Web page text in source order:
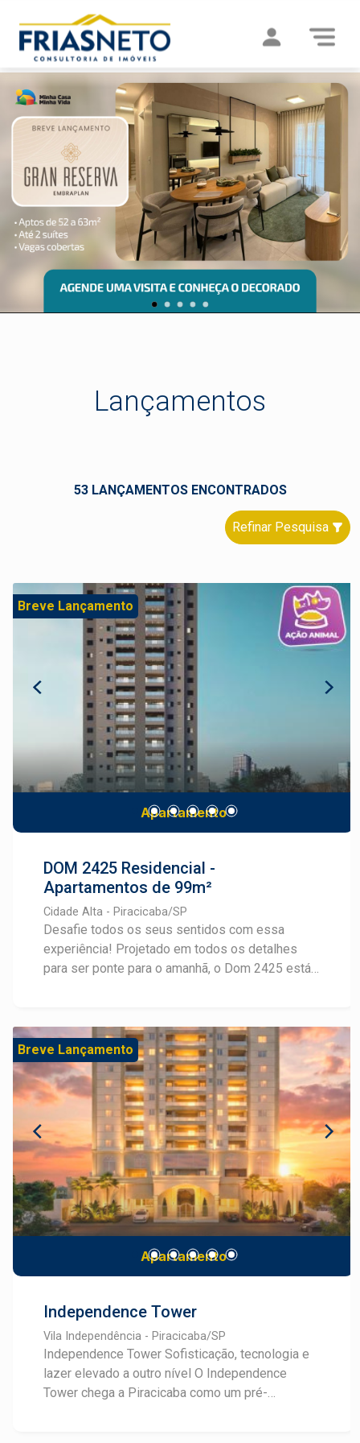
Lançamentos
53 LANÇAMENTOS ENCONTRADOS
Refinar Pesquisa
Breve Lançamento
Apartamento
DOM 2425 Residencial -
Apartamentos de 99m²
Cidade Alta - Piracicaba/SP
Desafie todos os seus sentidos com essa
experiência! Projetado em todos os detalhes
para ser ponte para o amanhã, o Dom 2425 está
personalizáveis, com 99m² e até 3 suítes. Além
disso, o Dom 2425 conta com espaços
sofisticados de lazer e bem-estar, projetados
para todos os gostos e sentidos. Conheça mais
sobre este empreendimento e converse com um
especialista Frias Neto em Lançamentos.
Breve Lançamento
Apartamento
Independence Tower
Vila Independência - Piracicaba/SP
Independence Tower Sofisticação, tecnologia e
lazer elevado a outro nível O Independence
Tower chega a Piracicaba como um pré-